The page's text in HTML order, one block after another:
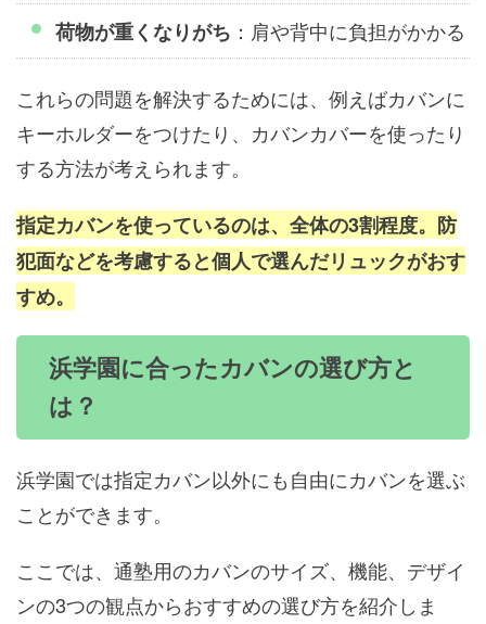
荷物が重くなりがち ：肩や背中に負担がかかる
これらの問題を解決するためには、例えばカバンに
キーホルダーをつけたり、カバンカバーを使ったり
する方法が考えられます。
指定カバンを使っているのは、全体の3割程度。防
犯面などを考慮すると個人で選んだリュックがおす
すめ。
浜学園に合ったカバンの選び方と
は？
浜学園では指定カバン以外にも自由にカバンを選ぶ
ことができます。
ここでは、通塾用のカバンのサイズ、機能、デザイ
ンの3つの観点からおすすめの選び方を紹介しま